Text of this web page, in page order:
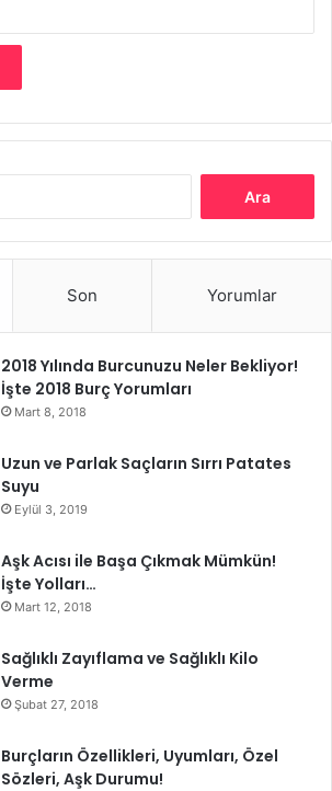
Son Yorumlar
2018 Yılında Burcunuzu Neler Bekliyor!
İşte 2018 Burç Yorumları
Mart 8, 2018
Uzun ve Parlak Saçların Sırrı Patates
Suyu
Eylül 3, 2019
Aşk Acısı ile Başa Çıkmak Mümkün!
İşte Yolları…
Mart 12, 2018
Sağlıklı Zayıflama ve Sağlıklı Kilo
Verme
Şubat 27, 2018
Burçların Özellikleri, Uyumları, Özel
Sözleri, Aşk Durumu!